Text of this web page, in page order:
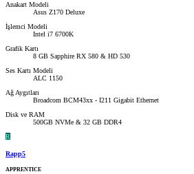
Anakart Modeli
Asus Z170 Deluxe
İşlemci Modeli
Intel i7 6700K
Grafik Kartı
8 GB Sapphire RX 580 & HD 530
Ses Kartı Modeli
ALC 1150
Ağ Aygıtları
Broadcom BCM43xx - I211 Gigabit Ethernet
Disk ve RAM
500GB NVMe & 32 GB DDR4
R
Rapp5
APPRENTICE